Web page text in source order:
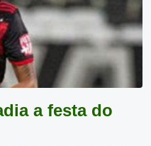
a festa do